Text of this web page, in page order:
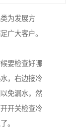
为发展方
广大客户。
要检查好哪
，右边接冷
免漏水，然
开关检查冷
。